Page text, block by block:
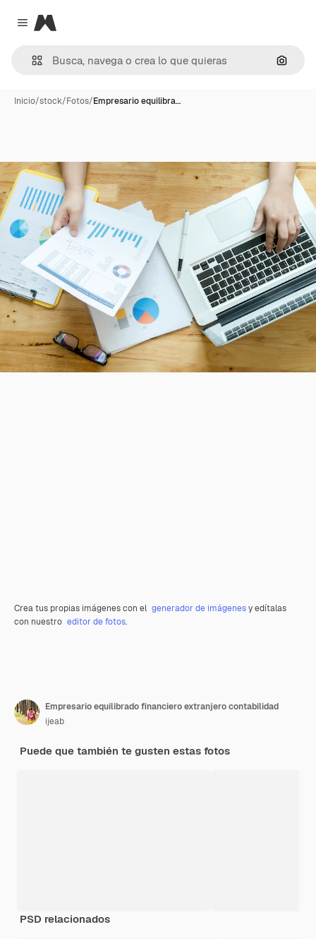
Close menu
Magnific
Inicio/stock/Fotos/Empresario equilibra…
Crea tus propias imágenes con el generador de imágenesy edítalas
con nuestro editor de fotos.
Empresario equilibrado financiero extranjero contabilidad
ijeab
Puede que también te gusten estas fotos
PSD relacionados